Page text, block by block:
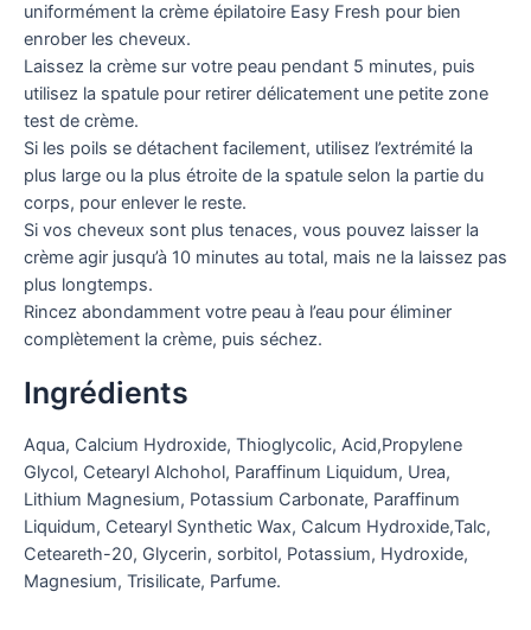
uniformément la crème épilatoire Easy Fresh pour bien
enrober les cheveux.
Laissez la crème sur votre peau pendant 5 minutes, puis
utilisez la spatule pour retirer délicatement une petite zone
test de crème.
Si les poils se détachent facilement, utilisez l’extrémité la
plus large ou la plus étroite de la spatule selon la partie du
corps, pour enlever le reste.
Si vos cheveux sont plus tenaces, vous pouvez laisser la
crème agir jusqu’à 10 minutes au total, mais ne la laissez pas
plus longtemps.
Rincez abondamment votre peau à l’eau pour éliminer
complètement la crème, puis séchez.
Ingrédients
Aqua, Calcium Hydroxide, Thioglycolic, Acid,Propylene
Glycol, Cetearyl Alchohol, Paraffinum Liquidum, Urea,
Lithium Magnesium, Potassium Carbonate, Paraffinum
Liquidum, Cetearyl Synthetic Wax, Calcum Hydroxide,Talc,
Ceteareth-20, Glycerin, sorbitol, Potassium, Hydroxide,
Magnesium, Trisilicate, Parfume.